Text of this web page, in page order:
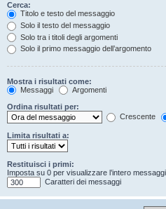
Cerca:
Titolo e testo del messaggio
Solo il testo del messaggio
Solo tra i titoli degli argomenti
Solo il primo messaggio dell’argomento
Mostra i risultati come:
Messaggi
Argomenti
Ordina risultati per:
Crescente
Limita risultati a:
Restituisci i primi:
Imposta su 0 per visualizzare l’intero
Caratteri dei messaggi